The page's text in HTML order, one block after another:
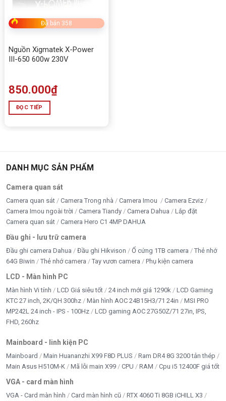
Đã bán 358
Nguồn Xigmatek X-Power
III-650 600w 230V
850.000₫
ĐỌC TIẾP
DANH MỤC SẢN PHẨM
Camera quan sát
Camera quan sát Camera Trong nhà Camera Imou
Camera Ezviz
Camera Imou ngoài trời
Camera Tiandy Camera Dahua
Lắp đặt
Camera quan sát
Camera Hero C1 4MP DAHUA
Đầu ghi - lưu trữ camera
Đầu ghi camera Dahua Đầu ghi Hikvison Ổ cứng 1TB camera
Thẻ nhớ
64G Biwin
Thẻ nhớ camera Tay vươn camera Phụ kiện camera
LCD - Màn hình PC
Màn hình Vi tính LCD Giá siêu tốt 24 inch mới giá 1290k
LCD Gaming
KTC 27 inch, 2K/QH 300hz
Màn hình AOC 24B15H3/71 24in
MSI PRO
MP242L 24 inch - IPS - 100Hz
LCD gaming AOC 27G50Z/71 27in, IPS,
FHD, 260hz
Mainboard - linh kiện PC
Mainboard Main Huananzhi X99 F8D PLUS
Ram DR4 8G 3200 tản thép
Main Asus H510M-K
Mã lỗi main X99 CPU RAM Cpu i5 12400F giá tốt
VGA - card màn hình
VGA - Card màn hình Card màn hình cũ
RTX 4060 Ti 8GB iCHILL X3